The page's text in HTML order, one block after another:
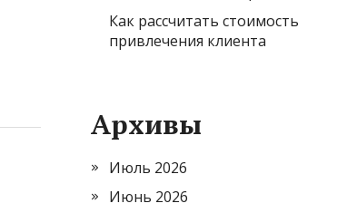
Как рассчитать стоимость
привлечения клиента
Архивы
Июль 2026
Июнь 2026